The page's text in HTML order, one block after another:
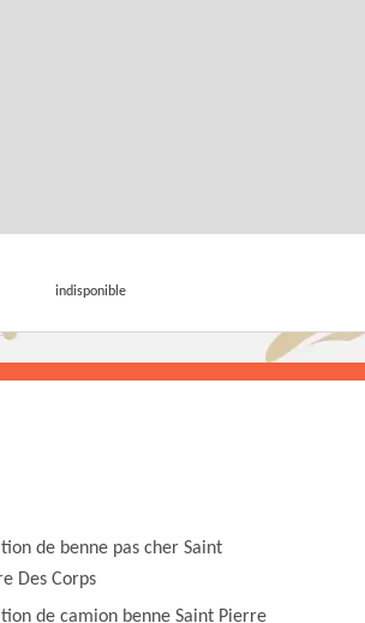
indisponible
de benne pas cher Saint
Des Corps
de camion benne Saint Pierre